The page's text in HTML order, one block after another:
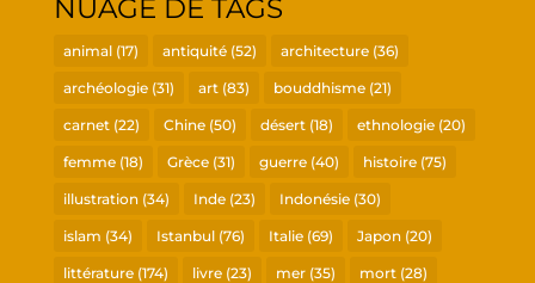
NUAGE DE TAGS
animal(17) antiquité(52) architecture(36)
archéologie(31) art(83) bouddhisme(21)
carnet(22) Chine(50) désert(18) ethnologie(20)
femme(18) Grèce(31) guerre(40) histoire(75)
illustration(34) Inde(23) Indonésie(30)
islam (34) Istanbul(76) Italie(69) Japon(20)
littérature(174) livre(23) mer(35) mort(28)